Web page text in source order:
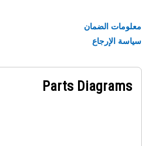
الضمان
الإرجاع
Parts Diagrams